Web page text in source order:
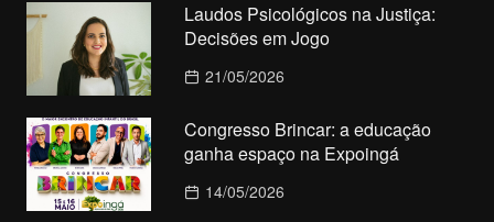
Laudos Psicológicos na Justiça:
Decisões em Jogo
21/05/2026
Congresso Brincar: a educação
ganha espaço na Expoingá
14/05/2026